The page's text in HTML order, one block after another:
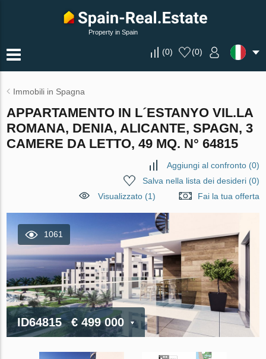
Property in Spain
(0) (0)
Immobili in Spagna
APPARTAMENTO IN L´ESTANYO VIL.LA
ROMANA, DENIA, ALICANTE, SPAGN, 3
CAMERE DA LETTO, 49 MQ. N° 64815
Aggiungi al confronto(0)
Salva nella lista dei desideri(0)
Visualizzato (1)
Fai la tua offerta
1061
ID64815 € 499 000